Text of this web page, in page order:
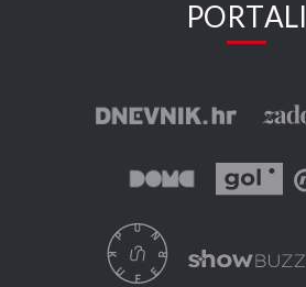
PORTALI